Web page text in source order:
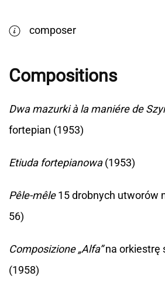
composer
Compositions
Dwa mazurki à la maniére de
fortepian (1953)
Etiuda fortepianowa(1953)
Pêle-mêle15 drobnych utworów
56)
Composizione „Alfa”na orkiestrę
(1958)